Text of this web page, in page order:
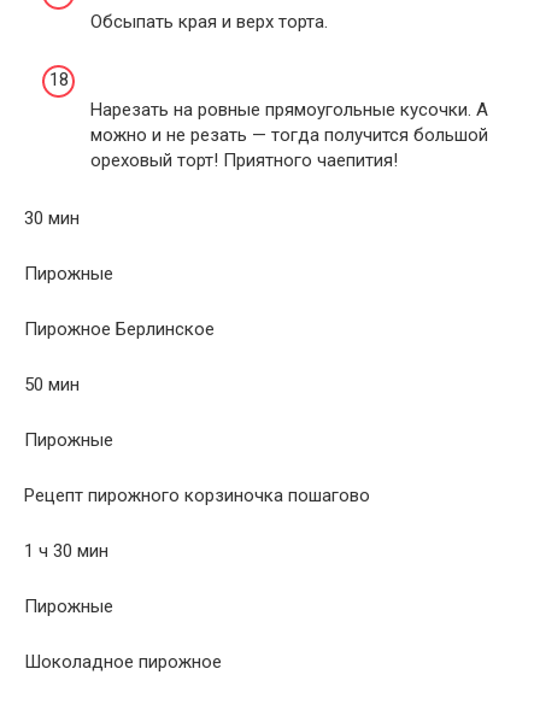
Обсыпать края и верх торта.
Нарезать на ровные прямоугольные кусочки. А
можно и не резать — тогда получится большой
ореховый торт! Приятного чаепития!
30 мин
Пирожные
Пирожное Берлинское
50 мин
Пирожные
Рецепт пирожного корзиночка пошагово
1 ч 30 мин
Пирожные
Шоколадное пирожное